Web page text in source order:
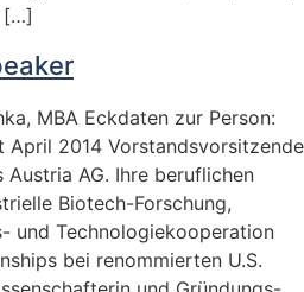
[…]
MBA Eckdaten zur Person:
April 2014 Vorstandsvorsitzende
AG. Ihre beruflichen
Biotech-Forschung,
und Technologiekooperation
bei renommierten U.S.